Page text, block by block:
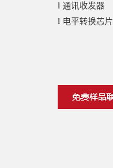
l 通讯收发器
l 电平转换芯片